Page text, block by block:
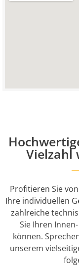
Vielzahl
Profitieren Sie
Ihre individuellen
zahlreiche
Sie Ihren
können.
unserem